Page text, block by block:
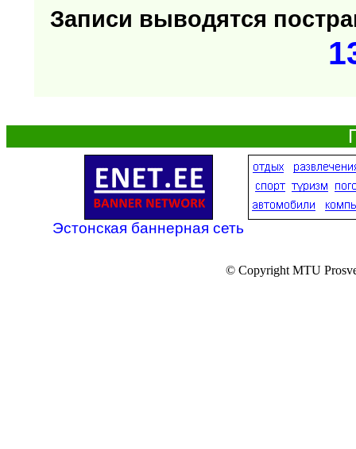
Записи выводятся
Эстонская баннерная сеть
© Copyright MTU